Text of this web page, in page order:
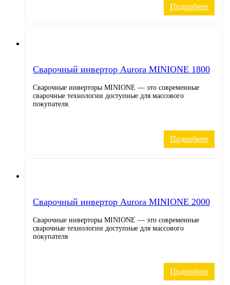
Подробнее
Cварочный инвертор Aurora MINIONE 1800
Сварочные инверторы MINIONE — это современные
сварочные технологии доступные для массового
покупателя.
Подробнее
Cварочный инвертор Aurora MINIONE 2000
Сварочные инверторы MINIONE — это современные
сварочные технологии доступные для массового
покупателя
Подробнее